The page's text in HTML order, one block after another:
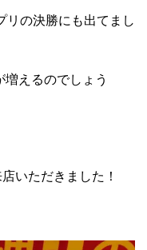
リの決勝にも出てまし
えるのでしょう
いただきました！